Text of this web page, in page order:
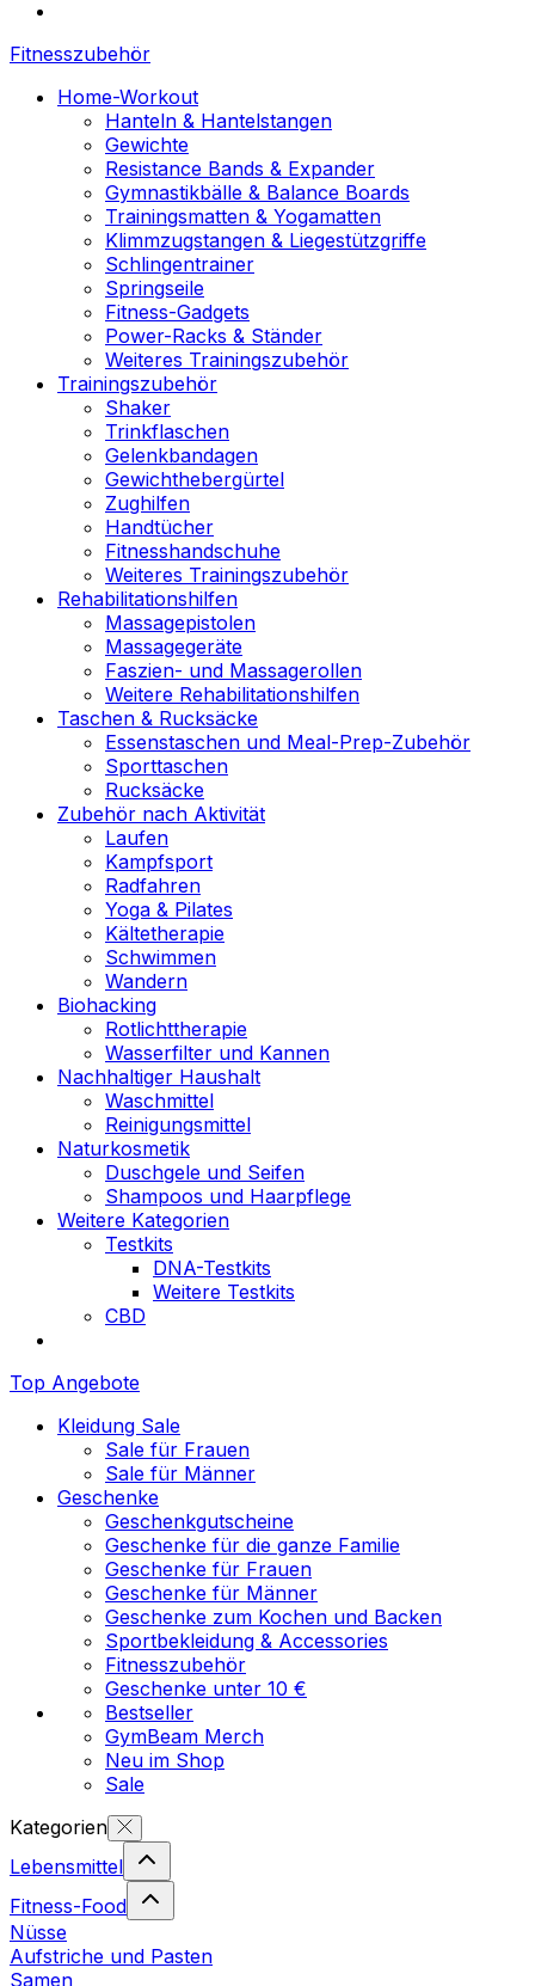
Fitnesszubehör
Home-Workout
Hanteln & Hantelstangen
Gewichte
Resistance Bands & Expander
Gymnastikbälle & Balance Boards
Trainingsmatten & Yogamatten
Klimmzugstangen & Liegestützgriffe
Schlingentrainer
Springseile
Fitness-Gadgets
Power-Racks & Ständer
Weiteres Trainingszubehör
Trainingszubehör
Shaker
Trinkflaschen
Gelenkbandagen
Gewichthebergürtel
Zughilfen
Handtücher
Fitnesshandschuhe
Weiteres Trainingszubehör
Rehabilitationshilfen
Massagepistolen
Massagegeräte
Faszien- und Massagerollen
Weitere Rehabilitationshilfen
Taschen & Rucksäcke
Essenstaschen und Meal-Prep-Zubehör
Sporttaschen
Rucksäcke
Zubehör nach Aktivität
Laufen
Kampfsport
Radfahren
Yoga & Pilates
Kältetherapie
Schwimmen
Wandern
Biohacking
Rotlichttherapie
Wasserfilter und Kannen
Nachhaltiger Haushalt
Waschmittel
Reinigungsmittel
Naturkosmetik
Duschgele und Seifen
Shampoos und Haarpflege
Weitere Kategorien
Testkits
DNA-Testkits
Weitere Testkits
CBD
Top Angebote
Kleidung Sale
Sale für Frauen
Sale für Männer
Geschenke
Geschenkgutscheine
Geschenke für die ganze Familie
Geschenke für Frauen
Geschenke für Männer
Geschenke zum Kochen und Backen
Sportbekleidung & Accessories
Fitnesszubehör
Geschenke unter 10 €
Bestseller
GymBeam Merch
Neu im Shop
Sale
Kategorien
Lebensmittel
Fitness-Food
Nüsse
Aufstriche und Pasten
Samen